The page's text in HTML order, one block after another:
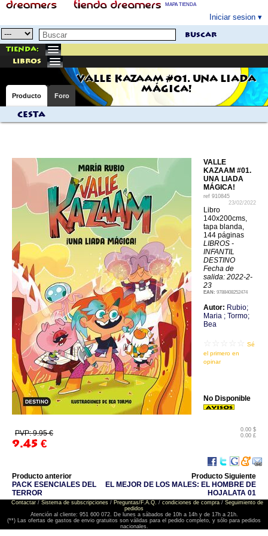
MAPA TIENDA
Iniciar sesion
buscar
Tienda:
libros
VALLE KAZAAM #01. UNA LIADA
MÁGICA!
Producto Foro
Cesta
VALLE
KAZAAM #01.
UNA LIADA
MÁGICA!
ref 910845
23/02/2022
Libro
140x200cms,
tapa blanda,
144 páginas
LIBROS -
INFANTIL
DESTINO
Fecha de
salida: 2022-2-
23
EAN: 9788408252474
Autor: Rubio;
Maria ; Tormo;
Bea
Sé
el primero en
opinar
PVP: 9.95 €
9.45 €
0.00 $
0.00 £
No Disponible
Producto anterior
PACK ESENCIALES DEL
TERROR
Producto Siguiente
EL MEJOR DE LOS MALES: EL HOMBRE DE
HOJALATA 01
Contactar/ Sistema de subscripciones/ Preguntas/F.A.Q. / condiciones de compra/ Seguimiento de
pedidos
Atención al cliente: 951 600 072. De lunes a sábados de 10h a 14h y de 17h a 21h.
(**) Las ofertas de gastos de envio gratuitos son válidas para el pedido completo, y sólo para pedidos
nacionales.